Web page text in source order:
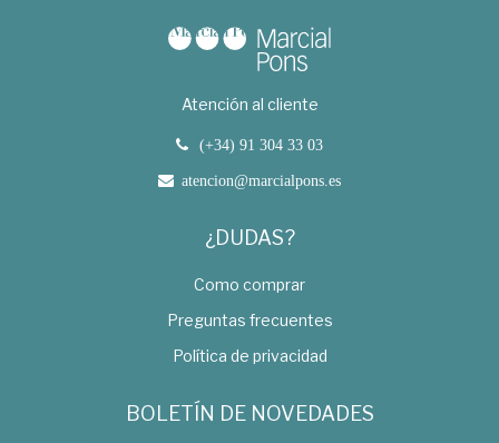
Atención al cliente
(+34) 91 304 33 03
atencion@marcialpons.es
¿DUDAS?
Como comprar
Preguntas frecuentes
Política de privacidad
BOLETÍN DE NOVEDADES